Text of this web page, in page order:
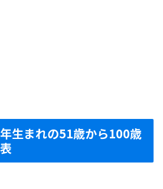
生まれの51歳から100歳